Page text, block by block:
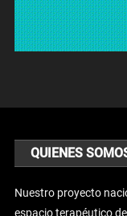
QUIENES
Nuestro proyecto
espacio terapéutico